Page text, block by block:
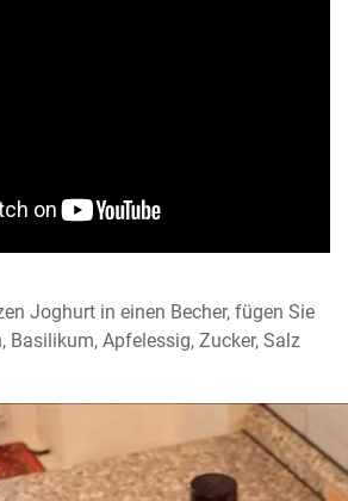
Joghurt in einen Becher, fügen Sie
Basilikum, Apfelessig, Zucker, Salz